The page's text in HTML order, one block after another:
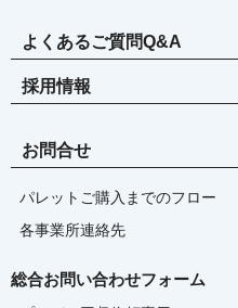
よくあるご質問Q&A
採用情報
お問合せ
パレットご購入までのフロー
各事業所連絡先
総合お問い合わせフォーム